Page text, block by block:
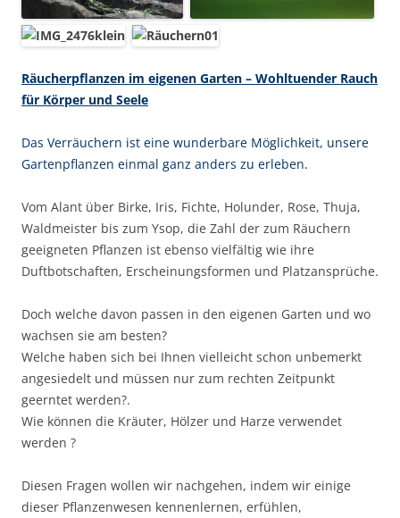
Räucherpflanzen im eigenen Garten – Wohltuender Rauch
für Körper und Seele
Das Verräuchern ist eine wunderbare Möglichkeit, unsere
Gartenpflanzen einmal ganz anders zu erleben.
Vom Alant über Birke, Iris, Fichte, Holunder, Rose, Thuja,
Waldmeister bis zum Ysop, die Zahl der zum Räuchern
geeigneten Pflanzen ist ebenso vielfältig wie ihre
Duftbotschaften, Erscheinungsformen und Platzansprüche.
Doch welche davon passen in den eigenen Garten und wo
wachsen sie am besten?
Welche haben sich bei Ihnen vielleicht schon unbemerkt
angesiedelt und müssen nur zum rechten Zeitpunkt
geerntet werden?.
Wie können die Kräuter, Hölzer und Harze verwendet
werden ?
Diesen Fragen wollen wir nachgehen, indem wir einige
dieser Pflanzenwesen kennenlernen, erfühlen,